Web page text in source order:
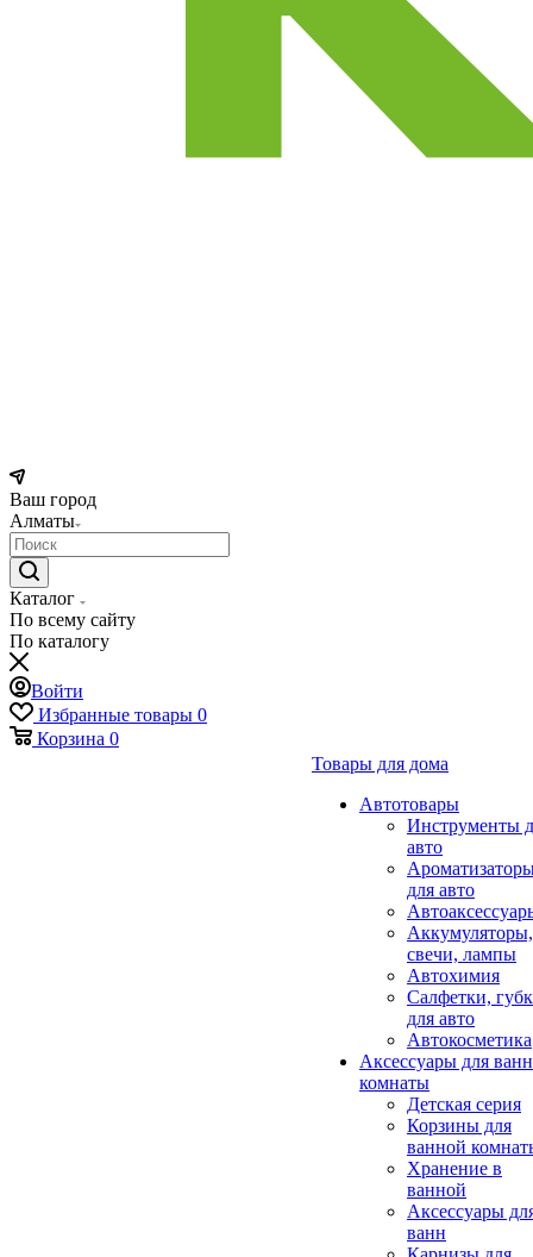
Ваш город
Алматы
Каталог
По всему сайту
По каталогу
Войти
Избранные товары 0
Корзина 0
Товары для дома
Автотовары
Инструменты
авто
для авто
Аккумуляторы,
свечи, лампы
Автохимия
Салфетки,
для авто
Автокосметика
Аксессуары для
комнаты
Детская серия
Корзины для
ванной
Хранение в
ванной
Аксессуары
ванн